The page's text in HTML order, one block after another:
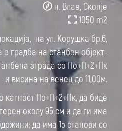
н. Влае, Скопје
1050 m2
на ул. Корушка бр.6,
е градба на станбен објект-
зграда со По+П+2+Пк
и висина на венец до 11,00м.
катност По+П+2+Пк, да биде
околу 95 см и да ги има
да има 15 станови со